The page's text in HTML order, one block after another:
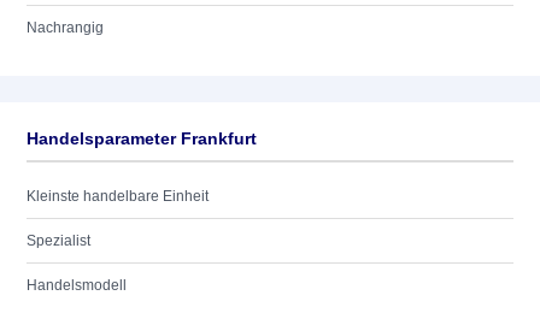
Nachrangig
Handelsparameter Frankfurt
Kleinste handelbare Einheit
Spezialist
Handelsmodell